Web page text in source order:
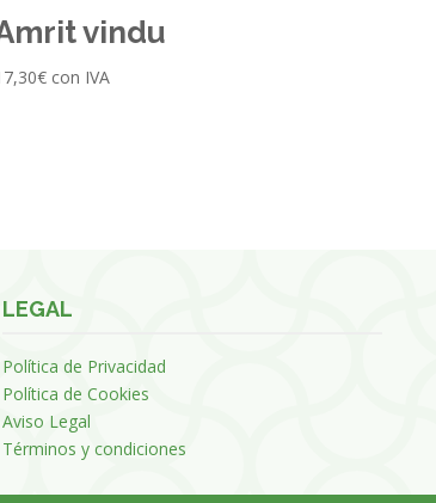
vindu
€ con IVA
LEGAL
Política de Privacidad
Política de Cookies
Aviso Legal
Términos y condiciones